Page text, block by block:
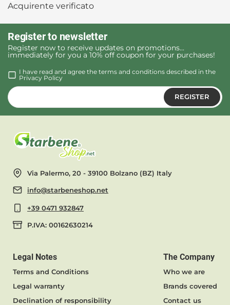
Acquirente verificato
Register to newsletter
Register now to receive updates on promotions...
immediately for you a 10% off coupon for your purchases!
I have read and agree the terms and conditions described in the
Privacy Policy
REGISTER
Via Palermo, 20 - 39100 Bolzano (BZ) Italy
info@starbeneshop.net
+39 0471 932847
P.IVA: 00162630214
Legal Notes
Terms and Conditions
Legal warranty
Declination of responsibility
The Company
Who we are
Brands covered
Contact us